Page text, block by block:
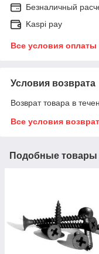
Безналичный
Kaspi pay
Все условия оплаты
Условия возврата
Возврат товара в
Все условия
Подобные товары